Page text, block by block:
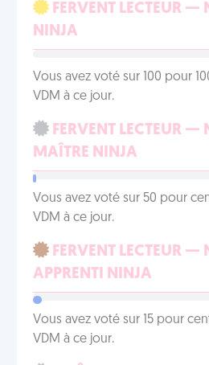
FERVENT LECTEUR —
NINJA
Vous avez voté sur 100 pour
VDM à ce jour.
FERVENT LECTEUR —
MAÎTRE NINJA
Vous avez voté sur 50 pour
VDM à ce jour.
FERVENT LECTEUR —
APPRENTI NINJA
Vous avez voté sur 15 pour
VDM à ce jour.